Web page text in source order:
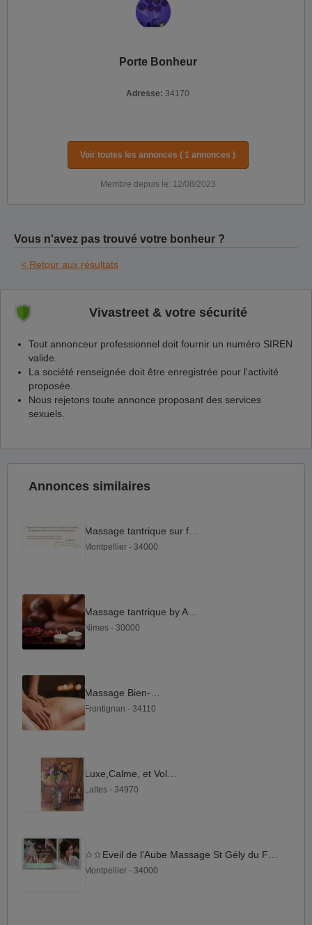
Porte Bonheur
Adresse: 34170
Voir toutes les annonces ( 1 annonces )
Membre depuis le: 12/08/2023
Vous n'avez pas trouvé votre bonheur ?
< Retour aux résultats
Vivastreet & votre sécurité
Tout annonceur professionnel doit fournir un numéro SIREN
valide.
La société renseignée doit être enregistrée pour l'activité
proposée.
Nous rejetons toute annonce proposant des services
sexuels.
Annonces similaires
Montpellier - 34000
Nimes - 30000
Frontignan - 34110
Lattes - 34970
Montpellier - 34000